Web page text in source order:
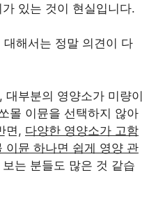
있는 것이 현실입니다.
대해서는 정말 의견이 다
대부분의 영양소가 미량이
몰 이뮨을 선택하지 않아
면, 다양한 영양소가 고함
이뮨 하나면 쉽게 영양 관
는 분들도 많은 것 같습